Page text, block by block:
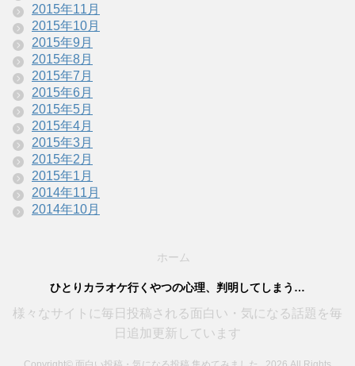
2015年11月
2015年10月
2015年9月
2015年8月
2015年7月
2015年6月
2015年5月
2015年4月
2015年3月
2015年2月
2015年1月
2014年11月
2014年10月
ホーム
ひとりカラオケ行くやつの心理、判明してしまう…
様々なサイトに毎日投稿される面白い・気になる話題を毎
日追加更新しています